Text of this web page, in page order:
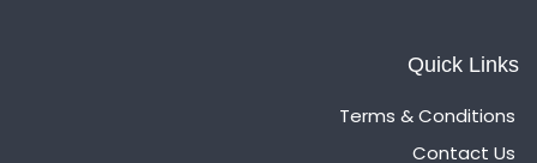
Quick Links
Terms & Conditions
Contact Us